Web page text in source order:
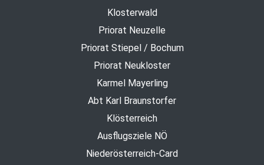
Klosterwald
Priorat Neuzelle
Priorat Stiepel / Bochum
Priorat Neukloster
Karmel Mayerling
Abt Karl Braunstorfer
Klösterreich
Ausflugsziele NÖ
Niederösterreich-Card